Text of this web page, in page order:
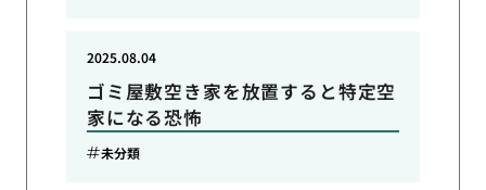
ゴミ屋敷空き家を放置すると特定空
家になる恐怖
2025.08.04
未分類